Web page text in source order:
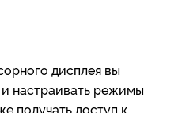
дисплея вы
настраивать режимы
получать доступ к